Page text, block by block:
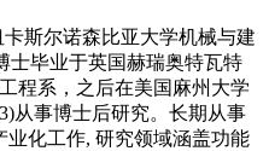
斯尔诺森比亚大学机械与建
士毕业于英国赫瑞奥特瓦特
程系，之后在美国麻州大学
从事博士后研究。长期从事
化工作, 研究领域涵盖功能